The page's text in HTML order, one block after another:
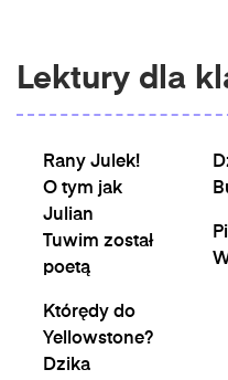
Lektury dla
Rany Julek!
O tym jak
Julian
Tuwim został
poetą
Którędy do
Yellowstone?
Dzika